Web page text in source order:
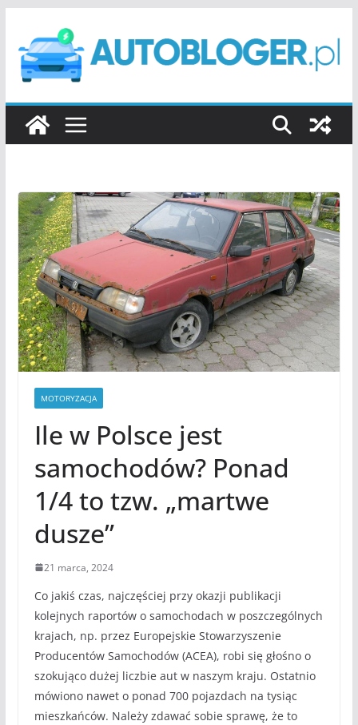
treści
MOTORYZACJA
Ile w Polsce jest
samochodów? Ponad
1/4 to tzw. „martwe
dusze”
21 marca, 2024
Co jakiś czas, najczęściej przy okazji publikacji
kolejnych raportów o samochodach w poszczególnych
krajach, np. przez Europejskie Stowarzyszenie
Producentów Samochodów (ACEA), robi się głośno o
szokująco dużej liczbie aut w naszym kraju. Ostatnio
mówiono nawet o ponad 700 pojazdach na tysiąc
mieszkańców. Należy zdawać sobie sprawę, że to